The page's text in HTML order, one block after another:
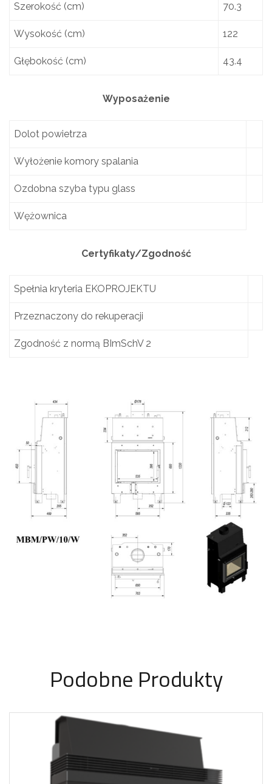
Szerokość (cm) 70.3
Wysokość (cm) 122
Głębokość (cm) 43.4
Wyposażenie
Dolot powietrza
Wyłożenie komory spalania
Ozdobna szyba typu glass
Wężownica
Certyfikaty/Zgodność
Spełnia kryteria EKOPROJEKTU
Przeznaczony do rekuperacji
Zgodność z normą BImSchV 2
Podobne Produkty